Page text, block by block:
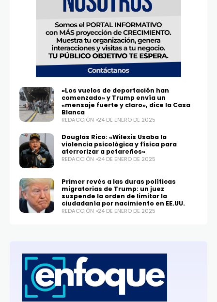
«Los vuelos de deportación han
comenzado» y Trump envía un
«mensaje fuerte y claro», dice la Casa
Blanca
REDACCIÓN 24 DE ENERO DE 2025
Douglas Rico: «Wilexis Usaba la
violencia psicológica y física para
aterrorizar a petareños»
REDACCIÓN 24 DE ENERO DE 2025
Primer revés a las duras políticas
migratorias de Trump: un juez
suspende la orden de limitar la
ciudadanía por nacimiento en EE.UU.
REDACCIÓN 24 DE ENERO DE 2025